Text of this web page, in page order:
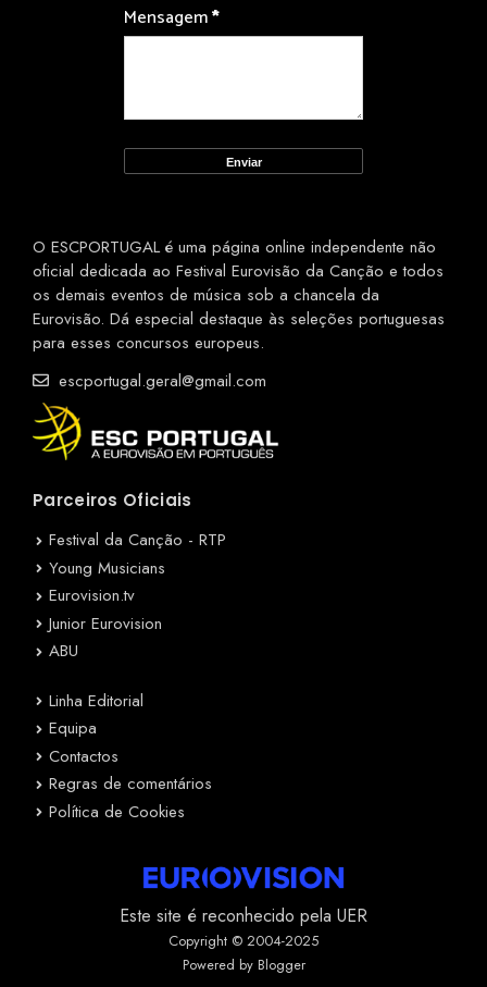
Mensagem*
O ESCPORTUGAL é uma página online independente não
oficial dedicada ao Festival Eurovisão da Canção e todos
os demais eventos de música sob a chancela da
Eurovisão. Dá especial destaque às seleções portuguesas
para esses concursos europeus.
escportugal.geral@gmail.com
Parceiros Oficiais
Festival da Canção - RTP
Young Musicians
Eurovision.tv
Junior Eurovision
ABU
Linha Editorial
Equipa
Contactos
Regras de comentários
Política de Cookies
Este site é reconhecido pela UER
Copyright © 2004-2025
Powered by Blogger